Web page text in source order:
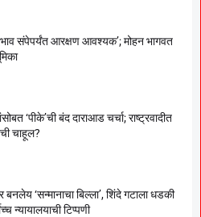
संपेपर्यंत आरक्षण आवश्यक’; मोहन भागवत
‘पीके’ची बंद दाराआड चर्चा; राष्ट्रवादीत
चाहूल?
बनलेय ‘सन्मानाचा बिल्ला’, शिंदे गटाला धडकी
न्यायालयाची टिप्पणी